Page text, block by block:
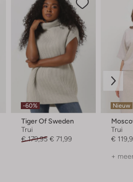
-60%
Tiger Of Sweden
Trui
€ 179,95 € 71,99
Nieuw
Trui
€
+